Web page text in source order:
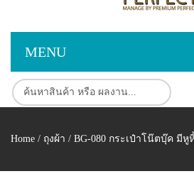
MENU
หน้าแรก
ปากกาพลาสติก
ปากกาโลหะ
สินค้าสต็อก
ผลงานสินค้า
Home / ถุงผ้า / BG-080 กระเป๋าโน๊ตบุ๊ค มีหู